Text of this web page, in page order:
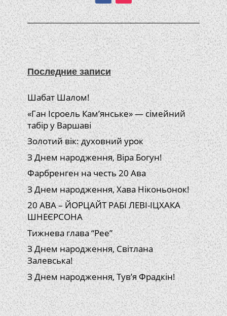
Последние записи
Шабат Шалом!
«Ган Ісроель Кам’янське» — сімейний
табір у Варшаві
Золотий вік: духовний урок
З Днем народження, Віра Богун!
Фарбренген на честь 20 Ава
З Днем народження, Хава Ніконьонок!
20 АВА – ЙОРЦАЙТ РАБІ ЛЕВІ-ІЦХАКА
ШНЕЄРСОНА
Тижнева глава “Рее”
З Днем народження, Світлана
Залевська!
З Днем народження, Тув’я Фрадкін!